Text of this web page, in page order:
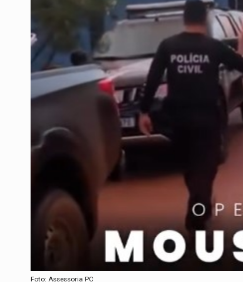
Foto: Assessoria PC